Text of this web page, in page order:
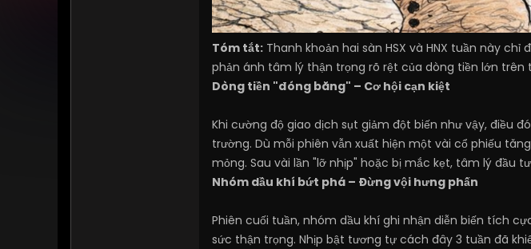
Tóm tắt: Thanh khoản hai sàn HSX và HNX tuần này chỉ
phản ánh tâm lý thận trọng rõ rệt của dòng tiền lớn trên
Dòng tiền "đóng băng" – Cơ hội cạn kiệt
Khi cường độ giao dịch sụt giảm đột biến như vậy, điều
trường. Dù mỗi phiên vẫn xuất hiện một vài cổ phiếu
mỏng. Sau vài lần "lỡ nhịp" hoặc bị mắc kẹt, tâm lý đầu
Nhóm dầu khí bứt phá – Đừng vội hưng phấn
Phiên cuối tuần, nhóm dầu khí ghi nhận diễn biến tích
sức thận trọng. Nhịp bật tương tự cách đây 3 tuần đã